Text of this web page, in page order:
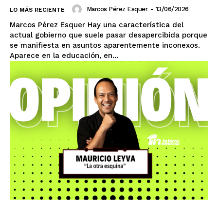
LO MÁS RECIENTE Marcos Pérez Esquer - 13/06/2026
Marcos Pérez Esquer Hay una característica del
actual gobierno que suele pasar desapercibida porque
se manifiesta en asuntos aparentemente inconexos.
Aparece en la educación, en...